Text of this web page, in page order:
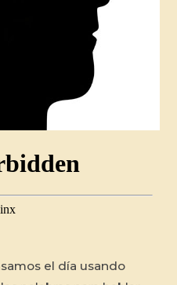
el día usando